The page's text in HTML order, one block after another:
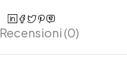
Recensioni (0)